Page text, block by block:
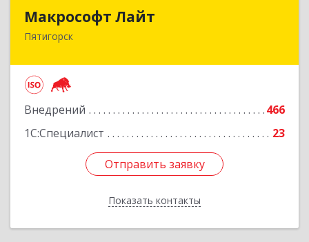
Макрософт Лайт
Пятигорск
Внедрений
466
1С:Специалист
23
Отправить заявку
Показать контакты
357501, Ставропольский край, Пятигорск г,
Отправить заявку
Назад